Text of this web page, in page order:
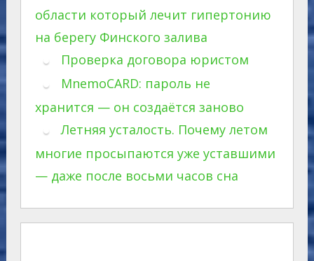
области который лечит гипертонию
на берегу Финского залива
Проверка договора юристом
MnemoCARD: пароль не
хранится — он создаётся заново
Летняя усталость. Почему летом
многие просыпаются уже уставшими
— даже после восьми часов сна